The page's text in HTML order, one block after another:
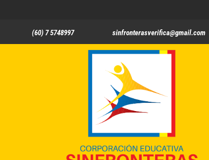
(60) 7 5748997 sinfronterasverifica@gmail.com